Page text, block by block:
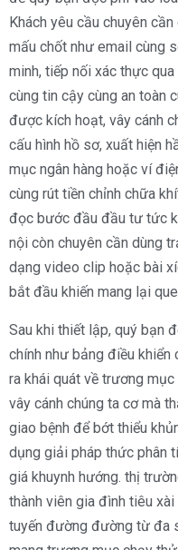
Khách yêu cầu chuyên
mấu chốt như email cùng
minh, tiếp nối xác thực
cùng tin cậy cùng an toàn
được kích hoạt, vây cánh
cấu hình hồ sơ, xuất hiện
mục ngân hàng hoặc ví
cùng rút tiền chỉnh chữa
đọc bước đầu đầu tư tức
nội còn chuyên cần dùng
dạng video clip hoặc bài
bắt đầu khiến mang lại
Sau khi thiết lập, quý bạn
chính như bảng điều khiển
ra khái quát về trương
vây cánh chúng ta cơ mà
giao bệnh để bớt thiểu
dụng giải pháp thức phân
giá khuynh hướng. thị
thành viên gia đình tiêu
tuyến đường đường từ đa